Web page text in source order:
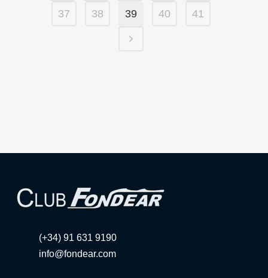
37 38 39 40 41
(+34) 91 631 9190
info@fondear.com